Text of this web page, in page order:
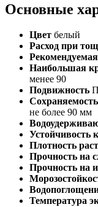
Основные
Цвет белый
Расход при
Наибольшая
менее 90
Подвижность
не более 90 мм
Устойчивость
Плотность
Прочность на
Прочность на
Температура